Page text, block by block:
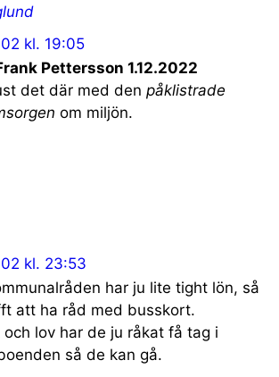
kl. 19:05
Pettersson 1.12.2022
det där med den påklistrade
om miljön.
kl. 23:53
har ju lite tight lön, så
att ha råd med busskort.
och lov har de ju råkat få tag i
så de kan gå.